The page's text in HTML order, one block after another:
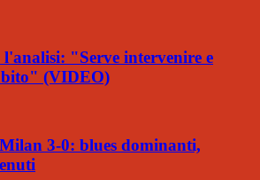
l'analisi: "Serve intervenire e
(VIDEO)
3-0: blues dominanti,